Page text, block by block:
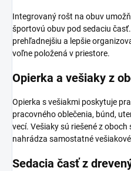
Integrovaný rošt na obuv
športovú obuv pod sedaciu
prehľadnejšiu a lepšie
voľne položená v priestore.
Opierka a vešiaky z
Opierka s vešiakmi poskytuje
pracovného oblečenia, búnd,
vecí. Vešiaky sú riešené z
nahrádza samostatné
Sedacia časť z